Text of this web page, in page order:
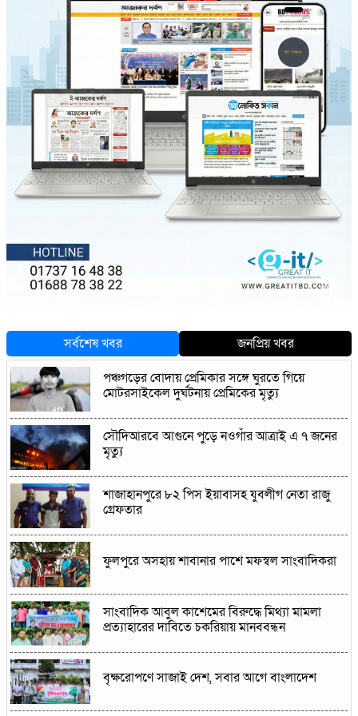
সর্বশেষ খবর
জনপ্রিয় খবর
পঞ্চগড়ের বোদায় প্রেমিকার সঙ্গে ঘুরতে গিয়ে
মোটরসাইকেল দুর্ঘটনায় প্রেমিকের মৃত্যু
সৌদিআরবে আগুনে পুড়ে নওগাঁর আত্রাই এ ৭ জনের
মৃত্যু
শাজাহানপুরে ৮২ পিস ইয়াবাসহ যুবলীগ নেতা রাজু
গ্রেফতার
ফুলপুরে অসহায় শাবানার পাশে মফস্বল সাংবাদিকরা
সাংবাদিক আবুল কাশেমের বিরুদ্ধে মিথ্যা মামলা
প্রত্যাহারের দাবিতে চকরিয়ায় মানববন্ধন
বৃক্ষরোপণে সাজাই দেশ, সবার আগে বাংলাদেশ